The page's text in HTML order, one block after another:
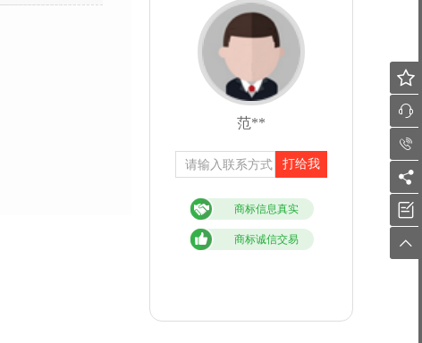
范**
打给我
商标信息真实
商标诚信交易





